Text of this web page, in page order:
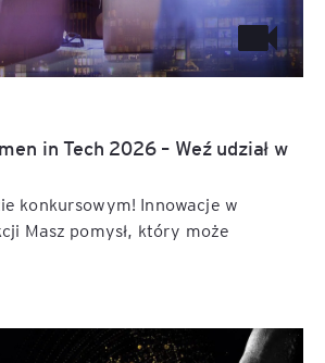
in Tech 2026 – Weź udział w
konkursowym! Innowacje w
Masz pomysł, który może